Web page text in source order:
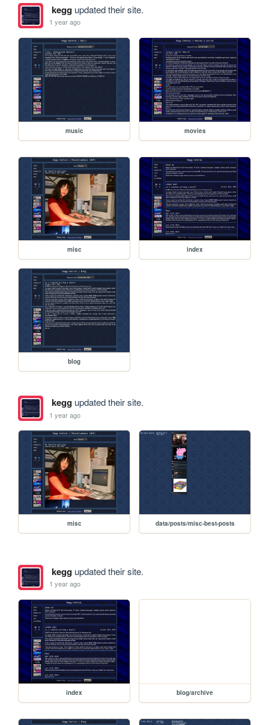
keggupdated their site.
1 year ago
music movies
misc index
blog
keggupdated their site.
1 year ago
misc data/posts/misc-best-posts
keggupdated their site.
1 year ago
index blog/archive